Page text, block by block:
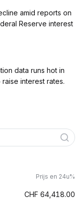
amid reports on
Reserve interest
data runs hot in
interest rates.
Prijs en 24u%
CHF 64,418.00